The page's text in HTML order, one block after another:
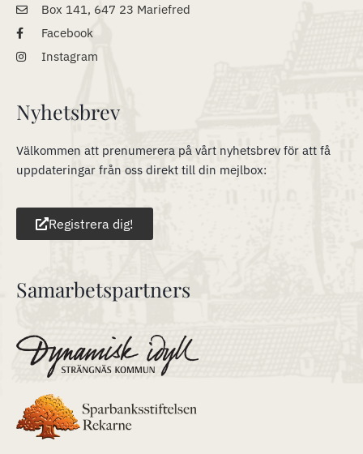
Box 141, 647 23 Mariefred
Facebook
Instagram
Nyhetsbrev
Välkommen att prenumerera på vårt nyhetsbrev för att få
uppdateringar från oss direkt till din mejlbox:
Registrera dig!
Samarbetspartners